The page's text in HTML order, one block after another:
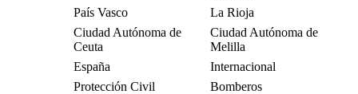
País Vasco
La Rioja
Ciudad Autónoma de
Ceuta
Ciudad Autónoma de
Melilla
España
Internacional
Protección Civil
Bomberos